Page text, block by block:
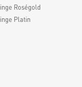
Roségold
Platin